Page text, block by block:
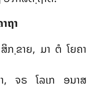
ຖາ
ກ຺ຂາຍ, ມາ ຕໍ ໂຍຄາ
, ຈຣ ໂລເກ ອນາສ